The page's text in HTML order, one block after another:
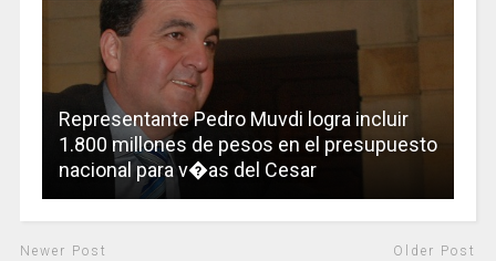
Representante Pedro Muvdi logra incluir
1.800 millones de pesos en el presupuesto
nacional para v�as del Cesar
Newer Post Older Post